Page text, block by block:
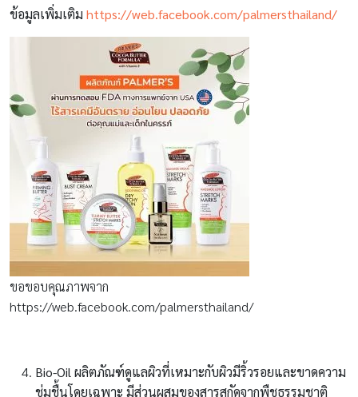
ข้อมูลเพิ่มเติม https://web.facebook.com/palmersthailand/
ขอขอบคุณภาพจาก
https://web.facebook.com/palmersthailand/
Bio-Oil ผลิตภัณฑ์ดูแลผิวที่เหมาะกับผิวมีริ้วรอยและขาดความ
ชุ่มชื้นโดยเฉพาะ มีส่วนผสมของสารสกัดจากพืชธรรมชาติ